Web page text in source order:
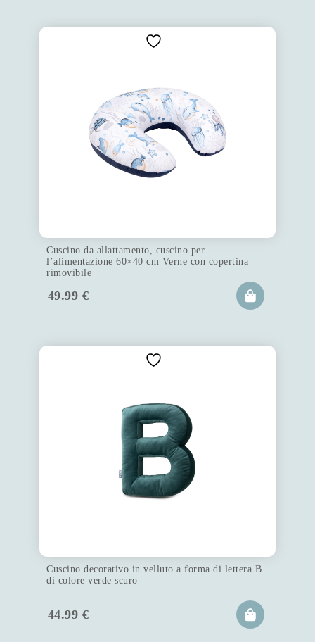
Cuscino da allattamento, cuscino per
l’alimentazione 60×40 cm Verne con copertina
rimovibile
49.99 €
Cuscino decorativo in velluto a forma di lettera B
di colore verde scuro
44.99 €